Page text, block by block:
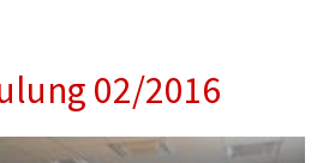
02/2016